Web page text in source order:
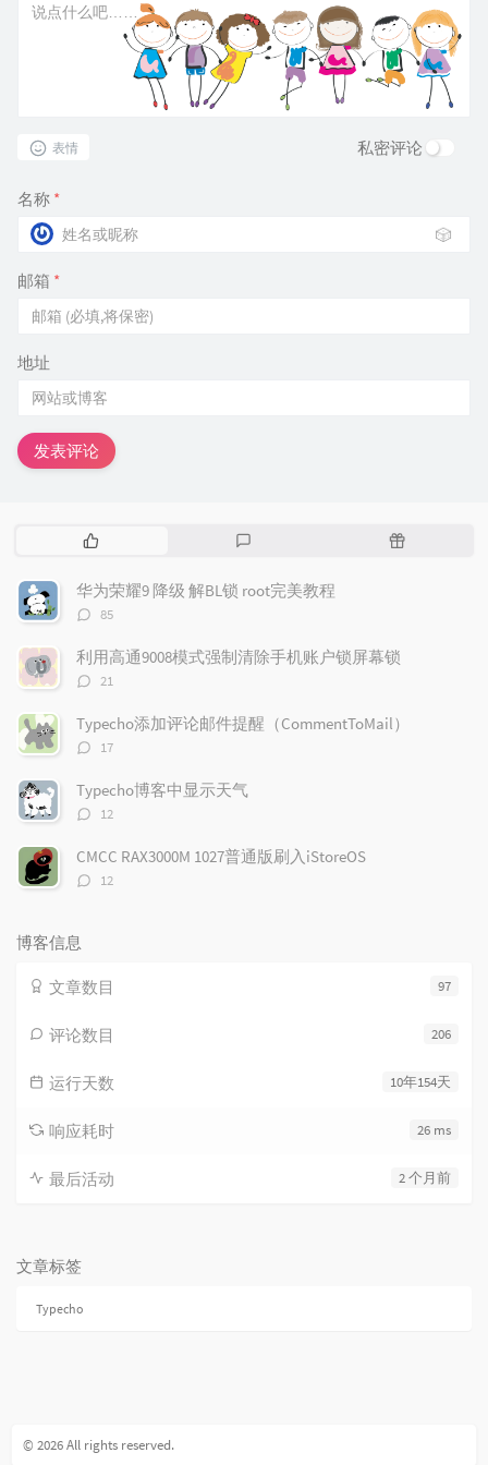
表情 私密评论
名称 *
🎲
邮箱 *
地址
发表评论
热
文
章
评
随
华为荣耀9 降级 解BL锁 root完美教程
评
数：
85
利用高通9008模式强制清除手机账户锁屏幕锁
评
数：
21
Typecho添加评论邮件提醒（CommentToMail）
评
数：
17
Typecho博客中显示天气
评
数：
12
CMCC RAX3000M 1027普通版刷入iStoreOS
评
12
博客信息
97
文章数目
206
评论数目
10年154天
运行天数
26 ms
响应耗时
2 个月前
最后活动
文章标签
Typecho
© 2026 All rights reserved.